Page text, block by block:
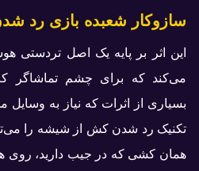
سازوکار شعبده بازی رد
این اثر بر پایه یک اصل تردستی
می‌کند که برای چشم تماشاگر
بسیاری از اثرات که نیاز به وسایل
تکنیک رد شدن کش از شیشه را
همان کشی که در جیب دارید، روی